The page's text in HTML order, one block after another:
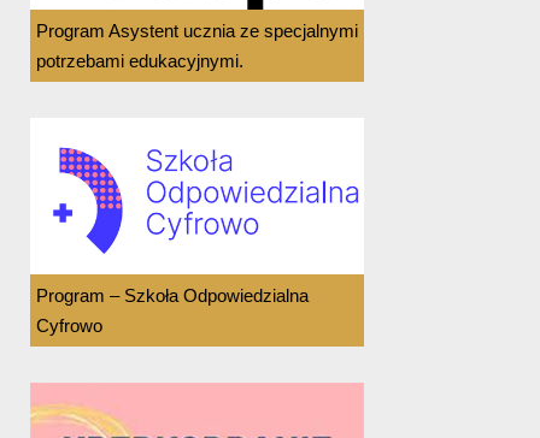
Program Asystent ucznia ze specjalnymi
potrzebami edukacyjnymi.
Program – Szkoła Odpowiedzialna
Cyfrowo